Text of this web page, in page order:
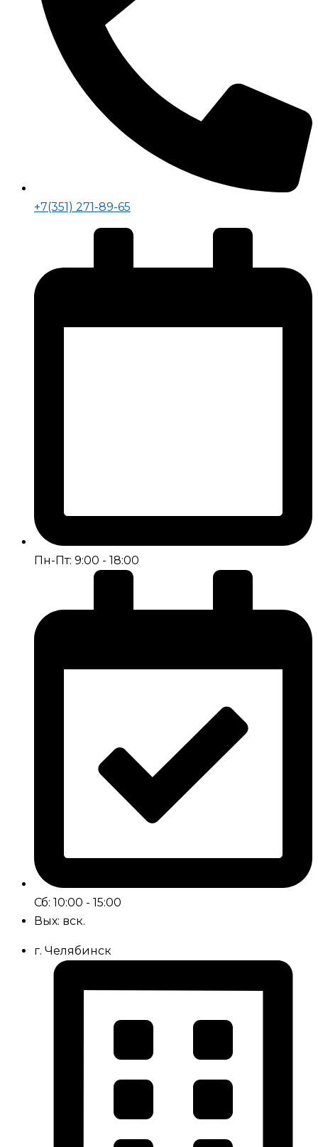
+7(351) 271-89-65
Пн-Пт: 9:00 - 18:00
Сб: 10:00 - 15:00
Вых: вск.
г. Челябинск